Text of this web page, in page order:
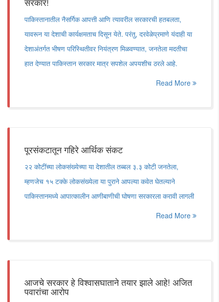
पाकिस्तानातील नैसर्गिक आपत्ती आणि त्यावरील सरकारची हतबलता,
यावरून या देशाची कार्यक्षमताच दिसून येते. परंतु, दरवेळेप्रमाणे यंदाही या
देशाअंतर्गत भीषण परिस्थितीवर नियंत्रण मिळवण्यात, जनतेला मदतीचा
हात देण्यात पाकिस्तान सरकार मात्र सपशेल अपयशीच ठरले आहे.
Read More
पूरसंकटातून गहिरे आर्थिक संकट
२२ कोटींच्या लोकसंख्येच्या या देशातील तब्बल ३.३ कोटी जनतेला,
म्हणजेच १५ टक्के लोकसंख्येला या पुराने आपल्या कवेत घेतल्याने
पाकिस्तानमध्ये आपात्कालीन आणीबाणीची घोषणा सरकारला करावी लागली
Read More
आजचे सरकार हे विश्वासघाताने तयार झाले आहे! अजित
पवारांचा आरोप